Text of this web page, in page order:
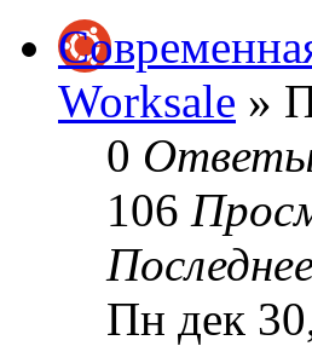
Worksale »
0
106
Пн дек